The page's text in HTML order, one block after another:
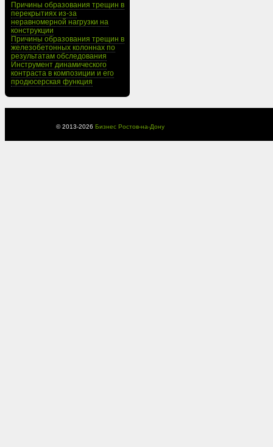
Причины образования трещин в
перекрытиях из-за
неравномерной нагрузки на
конструкции
Причины образования трещин в
железобетонных колоннах по
результатам обследования
Инструмент динамического
контраста в композиции и его
продюсерская функция
© 2013-2026 Бизнес Ростов-на-Дону